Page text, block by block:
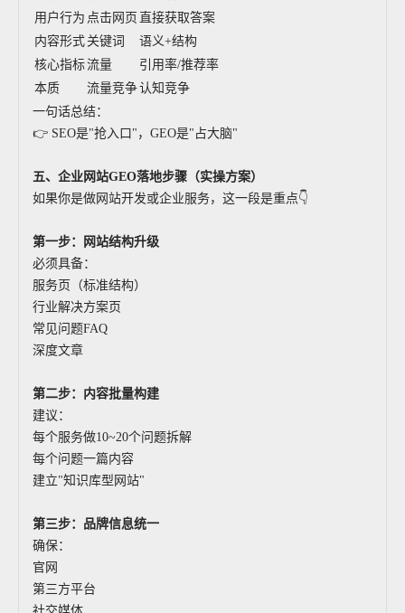
用户行为 点击网页 直接获取答案
内容形式 关键词
语义+结构
核心指标流量
引用率/推荐率
本质
流量竞争认知竞争
一句话总结：
👉 SEO是"抢入口"，GEO是"占大脑"
五、企业网站GEO落地步骤（实操方案）
如果你是做网站开发或企业服务，这一段是重点👇
第一步：网站结构升级
必须具备：
服务页（标准结构）
行业解决方案页
常见问题FAQ
深度文章
第二步：内容批量构建
建议：
每个服务做10~20个问题拆解
每个问题一篇内容
建立"知识库型网站"
第三步：品牌信息统一
确保：
官网
第三方平台